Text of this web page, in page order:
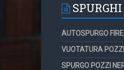
AUTOSPURGO
VUOTATURA
SPURGO POZZI